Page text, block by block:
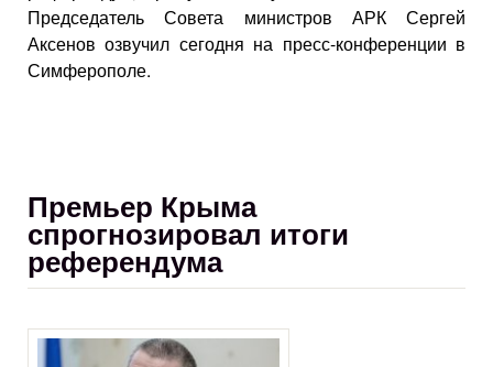
Председатель Совета министров АРК Сергей
Аксенов озвучил сегодня на пресс-конференции в
Симферополе.
Премьер Крыма
спрогнозировал итоги
референдума